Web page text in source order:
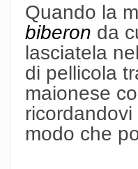
Quando la
biberon da
lasciatela
di pellicola
maionese
modo che